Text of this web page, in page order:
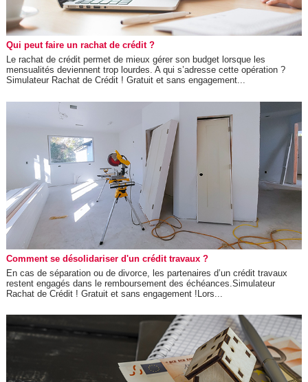
Qui peut faire un rachat de crédit ?
Le rachat de crédit permet de mieux gérer son budget lorsque les
mensualités deviennent trop lourdes. A qui s’adresse cette opération ?
Simulateur Rachat de Crédit ! Gratuit et sans engagement...
Comment se désolidariser d'un crédit travaux ?
En cas de séparation ou de divorce, les partenaires d’un crédit travaux
restent engagés dans le remboursement des échéances.Simulateur
Rachat de Crédit ! Gratuit et sans engagement !Lors...